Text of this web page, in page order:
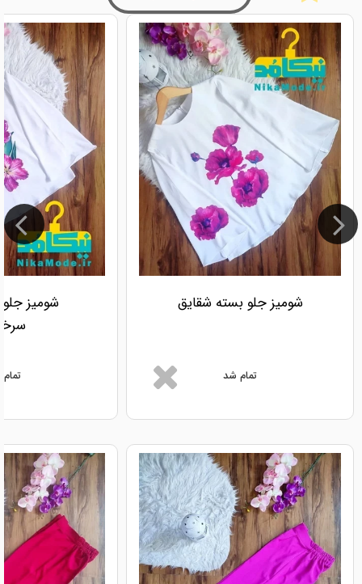
شومیز جلو بسته شقایق
تمام شد
شومیز جلو